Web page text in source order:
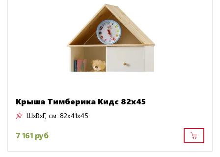
Крыша Тимберика Кидс 82х45
ШxВxГ, см: 82x41x45
7 161 руб